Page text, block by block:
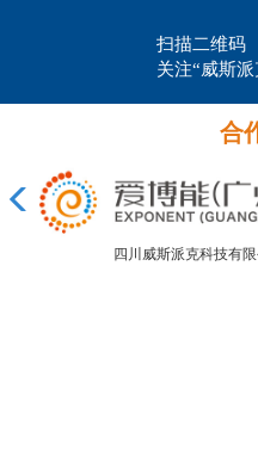
扫描二维码
关注“威斯派
合
四川威斯派克科技有